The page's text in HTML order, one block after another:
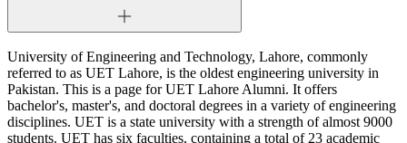
University of Engineering and Technology, Lahore, commonly
referred to as UET Lahore, is the oldest engineering university in
Pakistan. This is a page for UET Lahore Alumni. It offers
bachelor's, master's, and doctoral degrees in a variety of engineering
disciplines. UET is a state university with a strength of almost 9000
students. UET has six faculties, containing a total of 23 academic